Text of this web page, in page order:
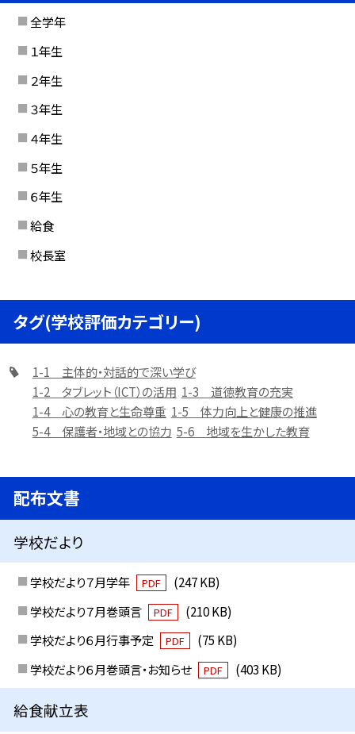
全学年
１年生
２年生
３年生
４年生
５年生
６年生
給食
校長室
タグ(学校評価カテゴリー)
1-1 主体的・対話的で深い学び
1-2 タブレット（ICT）の活用 1-3 道徳教育の充実
1-4 心の教育と生命尊重 1-5 体力向上と健康の推進
5-4 保護者・地域との協力 5-6 地域を生かした教育
配布文書
学校だより
学校だより７月学年 PDF
(247 KB)
学校だより７月巻頭言
PDF
(210 KB)
学校だより６月行事予定
PDF
(75 KB)
学校だより６月巻頭言・お知らせ
PDF (403 KB)
給食献立表